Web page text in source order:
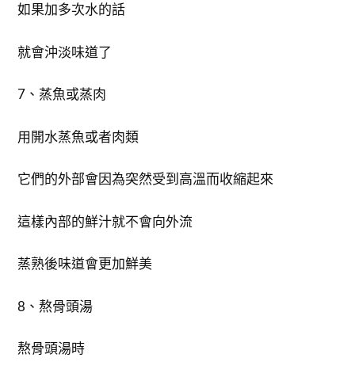
如果加多次水的話
就會沖淡味道了
7、蒸魚或蒸肉
用開水蒸魚或者肉類
它們的外部會因為突然受到高溫而收縮起來
這樣內部的鮮汁就不會向外流
蒸熟後味道會更加鮮美
8、熬骨頭湯
熬骨頭湯時